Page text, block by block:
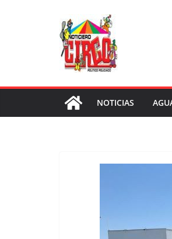
NOTICIAS